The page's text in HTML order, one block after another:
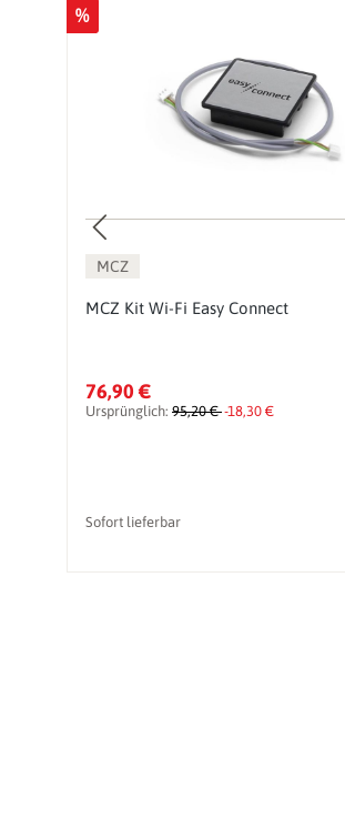
%
MCZ
MCZ Kit Wi-Fi Easy Connect
76,90 €
Ursprünglich: 95,20 €-18,30 €
Sofort lieferbar